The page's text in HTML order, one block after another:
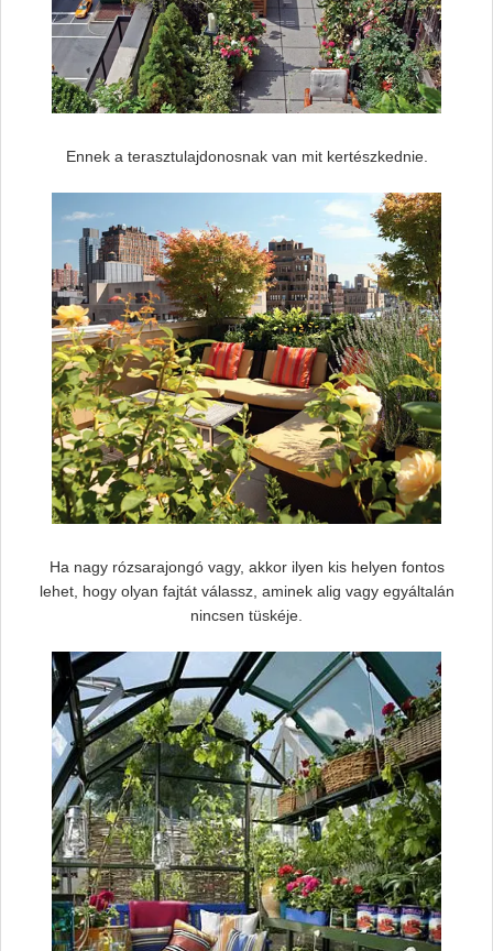
Ennek a terasztulajdonosnak van mit kertészkednie.
Ha nagy rózsarajongó vagy, akkor ilyen kis helyen fontos
lehet, hogy olyan fajtát válassz, aminek alig vagy egyáltalán
nincsen tüskéje.